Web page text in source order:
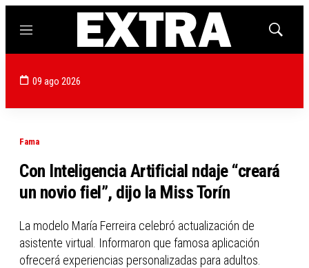
Menú
Mostrar
09 ago 2026
Fama
Con Inteligencia Artificial ndaje “creará
un novio fiel”, dijo la Miss Torín
La modelo María Ferreira celebró actualización de
asistente virtual. Informaron que famosa aplicación
ofrecerá experiencias personalizadas para adultos.